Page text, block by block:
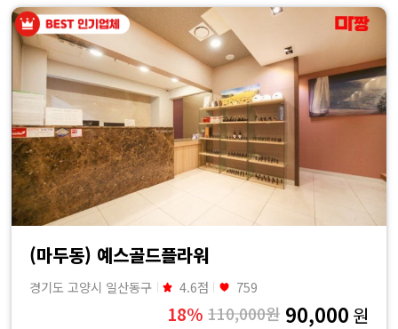
(마두동) 예스골드플라워
경기도 고양시 일산동구 4.6점 759
18% 110,000원 90,000 원